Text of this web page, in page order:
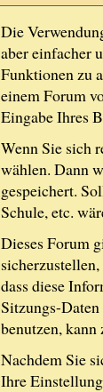
Die
aber einfacher
Funktionen zu
einem Forum
Eingabe Ihres
Wenn Sie sich
wählen. Dann
gespeichert.
Schule, etc.
Dieses Forum
dass diese
Sitzungs-
benutzen,
Nachdem Sie
Ihre